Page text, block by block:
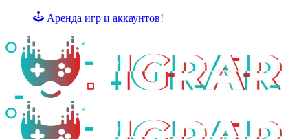
Аренда игр и аккаунтов!